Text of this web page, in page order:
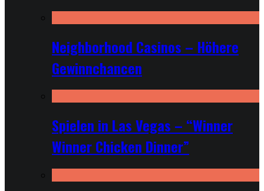
Neighborhood Casinos – Höhere
Gewinnchancen
Spielen in Las Vegas – “Winner
Winner Chicken Dinner”